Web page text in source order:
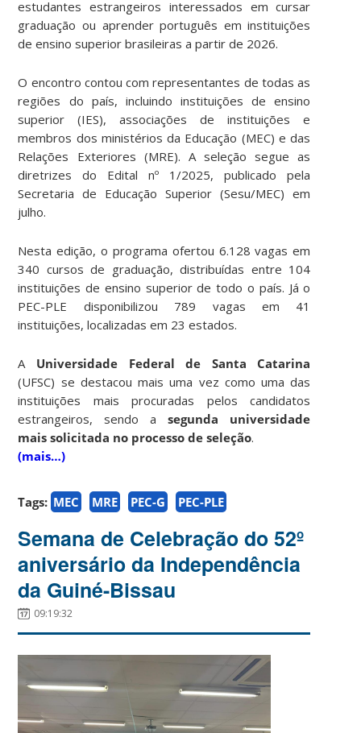
estudantes estrangeiros interessados em cursar
graduação ou aprender português em instituições
de ensino superior brasileiras a partir de 2026.
O encontro contou com representantes de todas as
regiões do país, incluindo instituições de ensino
superior (IES), associações de instituições e
membros dos ministérios da Educação (MEC) e das
Relações Exteriores (MRE). A seleção segue as
diretrizes do Edital nº 1/2025, publicado pela
Secretaria de Educação Superior (Sesu/MEC) em
julho.
Nesta edição, o programa ofertou 6.128 vagas em
340 cursos de graduação, distribuídas entre 104
instituições de ensino superior de todo o país. Já o
PEC-PLE disponibilizou 789 vagas em 41
instituições, localizadas em 23 estados.
A Universidade Federal de Santa Catarina
(UFSC) se destacou mais uma vez como uma das
instituições mais procuradas pelos candidatos
estrangeiros, sendo asegunda universidade
mais solicitada no processo de seleção.
(mais…)
Tags: MEC MRE PEC-G PEC-PLE
Semana de Celebração do 52º
aniversário da Independência
da Guiné-Bissau
09:19:32